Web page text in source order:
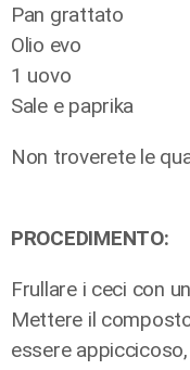
Pan grattato
Olio evo
1 uovo
Sale e paprika
Non troverete le
PROCEDIMENTO:
Frullare i ceci con
Mettere il
essere